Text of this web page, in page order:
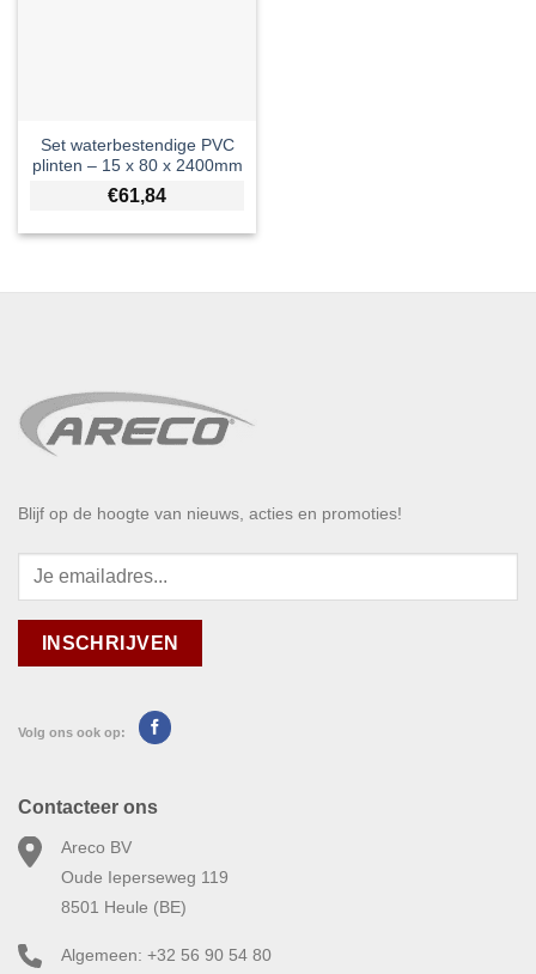
Set waterbestendige PVC
plinten – 15 x 80 x 2400mm
€61,84
Blijf op de hoogte van nieuws, acties en promoties!
Volg ons ook op:
Contacteer ons
Areco BV
Oude Ieperseweg 119
8501 Heule (BE)
Algemeen: +32 56 90 54 80